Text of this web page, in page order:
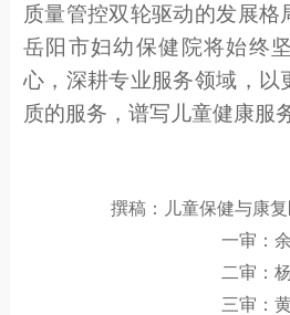
质量管控双轮驱动的发展格
岳阳市妇幼保健院将始终
心，深耕专业服务领域，以
质的服务，谱写 儿童健康服
撰稿：儿童保健与康
一审：
二审：
三审：